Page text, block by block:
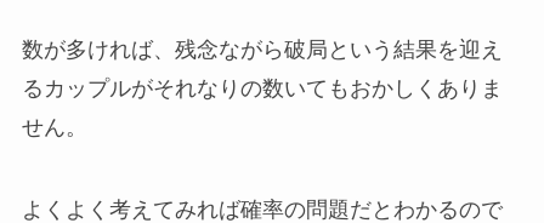
数が多ければ、残念ながら破局という結果を迎え
るカップルがそれなりの数いてもおかしくありま
せん。
よくよく考えてみれば確率の問題だとわかるので